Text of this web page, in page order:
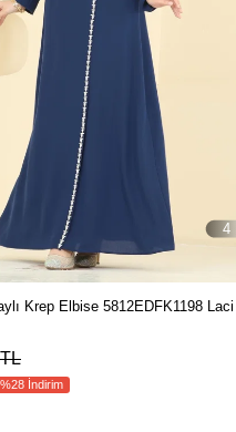
4
Krep Elbise 5812EDFK1198 Laci
İndirim